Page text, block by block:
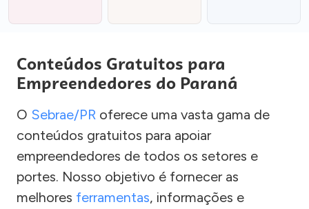
Conteúdos Gratuitos para
Empreendedores do Paraná
O Sebrae/PR oferece uma vasta gama de
conteúdos gratuitos para apoiar
empreendedores de todos os setores e
portes. Nosso objetivo é fornecer as
melhores ferramentas, informações e